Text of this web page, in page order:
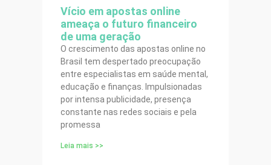
Vício em apostas online
ameaça o futuro financeiro
de uma geração
O crescimento das apostas online no
Brasil tem despertado preocupação
entre especialistas em saúde mental,
educação e finanças. Impulsionadas
por intensa publicidade, presença
constante nas redes sociais e pela
promessa
Leia mais >>